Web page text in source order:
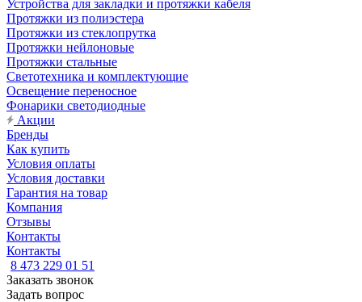
Устройства для закладки и протяжки кабеля
Протяжки из полиэстера
Протяжки из стеклопрутка
Протяжки нейлоновые
Протяжки стальные
Светотехника и комплектующие
Освещение переносное
Фонарики светодиодные
Акции
Бренды
Как купить
Условия оплаты
Условия доставки
Гарантия на товар
Компания
Отзывы
Контакты
Контакты
8 473 229 01 51
Заказать звонок
Задать вопрос